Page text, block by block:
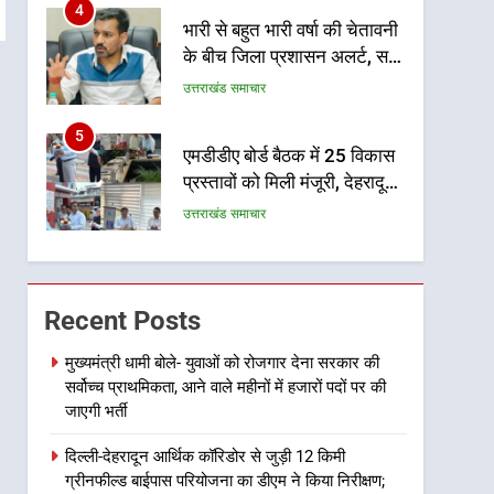
4
भारी से बहुत भारी वर्षा की चेतावनी
के बीच जिला प्रशासन अलर्ट, सभी
विभागों को हाई अलर्ट पर रहने के
उत्तराखंड समाचार
5
एमडीडीए बोर्ड बैठक में 25 विकास
प्रस्तावों को मिली मंजूरी, देहरादून-
मसूरी के नियोजित विकास को
उत्तराखंड समाचार
6
मुख्यमंत्री पुष्कर सिंह धामी के
दिशा-निर्देशों में पीएम आवास
योजना (शहरी) की प्रगति की हुई
समीक्षा
7
हरिद्वार से किया गिरफ्तार
उत्तराखंड समाचार
Recent Posts
मुख्यमंत्री धामी बोले- युवाओं को रोजगार देना सरकार की
सर्वोच्च प्राथमिकता, आने वाले महीनों में हजारों पदों पर की
जाएगी भर्ती
दिल्ली-देहरादून आर्थिक कॉरिडोर से जुड़ी 12 किमी
ग्रीनफील्ड बाईपास परियोजना का डीएम ने किया निरीक्षण;